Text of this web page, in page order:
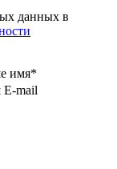
данных в
имя*
mail